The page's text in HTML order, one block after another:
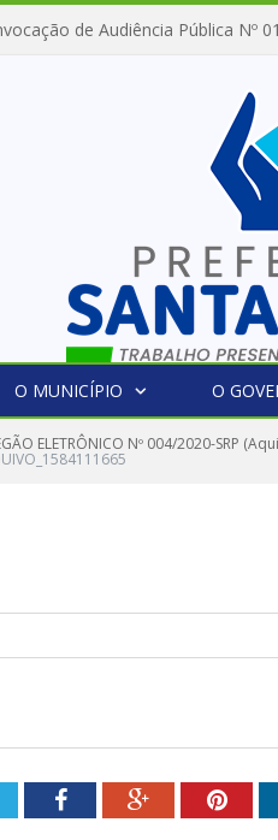
de Audiência Pública Nº
O MUNICÍPIO O
ELETRÔNICO Nº 004/2020-SRP
FacebookGoogle+